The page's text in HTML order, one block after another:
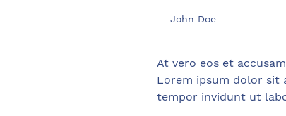
John Doe
At vero eos et
Lorem ipsum dolor sit
tempor invidunt ut